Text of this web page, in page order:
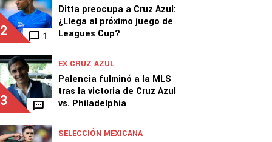
2 1
Ditta preocupa a Cruz Azul:
¿Llega al próximo juego de
Leagues Cup?
3
EX CRUZ AZUL
Palencia fulminó a la MLS
tras la victoria de Cruz Azul
vs. Philadelphia
SELECCIÓN MEXICANA